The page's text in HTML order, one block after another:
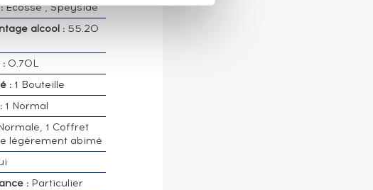
:Ecosse , Speyside
alcool : 55.20
: 0.70L
: 1 Bouteille
1 Normal
1 Coffret
légèrement abimé
: Particulier